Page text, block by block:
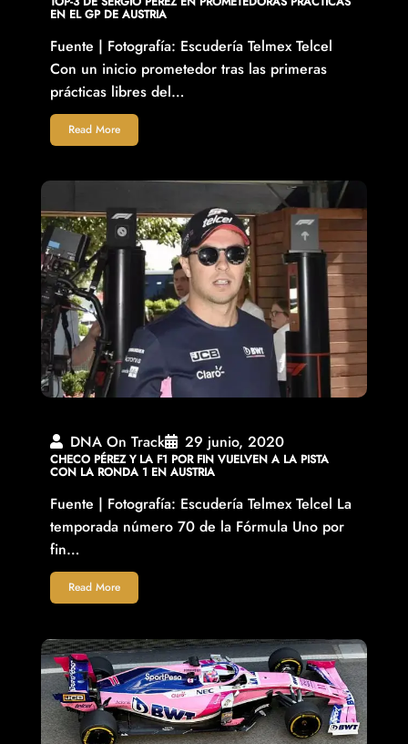
EN EL GP DE AUSTRIA
Fuente | Fotografía: Escudería Telmex Telcel
Con un inicio prometedor tras las primeras
prácticas libres del…
Read More
DNA On Track 29 junio, 2020
CHECO PÉREZ Y LA F1 POR FIN VUELVEN A LA PISTA
CON LA RONDA 1 EN AUSTRIA
Fuente | Fotografía: Escudería Telmex Telcel La
temporada número 70 de la Fórmula Uno por
fin…
Read More